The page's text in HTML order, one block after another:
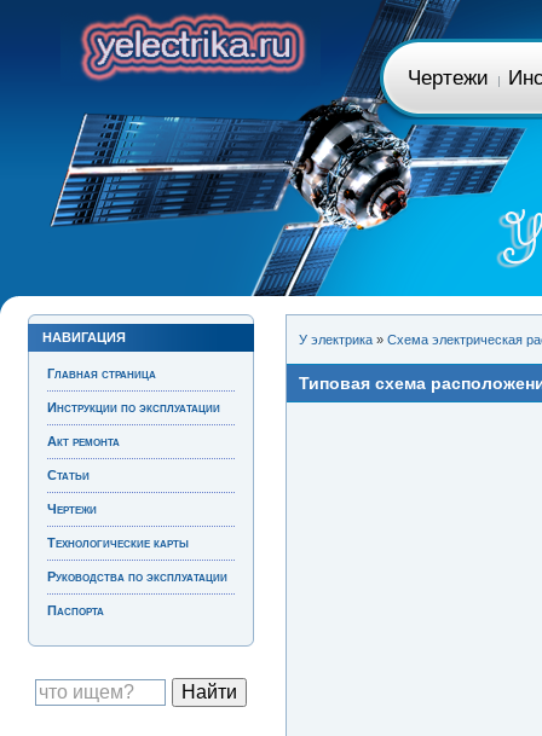
Чертежи
У электрика » Схема электрическая
Типовая схема
НАВИГАЦИЯ
Главная страница
Инструкции по эксплуатации
Акт ремонта
Статьи
Чертежи
Технологические карты
Руководства по эксплуатации
Паспорта